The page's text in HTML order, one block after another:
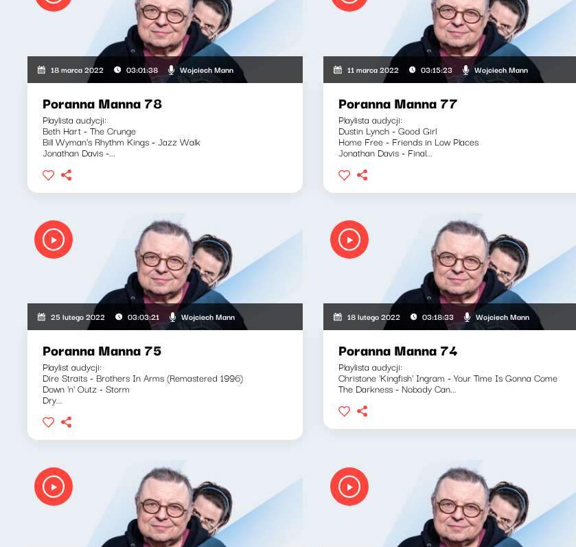
18 marca 2022 03:01:38 Wojciech Mann
Poranna Manna 78
Playlista audycji:
Beth Hart - The Crunge
Bill Wyman's Rhythm Kings - Jazz Walk
Jonathan Davis -...
11 marca 2022 03:15:23 Wojciech Mann
Poranna Manna 77
Playlista audycji:
Dustin Lynch - Good Girl
Home Free - Friends in Low Places
Jonathan Davis - Final...
25 lutego 2022 03:03:21 Wojciech Mann
Poranna Manna 75
Playlist audycji:
Dire Straits - Brothers In Arms (Remastered 1996)
Down 'n' Outz - Storm
Dry...
18 lutego 2022 03:18:33 Wojciech Mann
Poranna Manna 74
Playlista audycji:
Christone 'Kingfish' Ingram - Your Time Is Gonna Come
The Darkness - Nobody Can...